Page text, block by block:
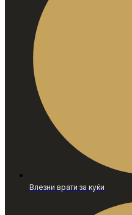
Влезни врати за куќи